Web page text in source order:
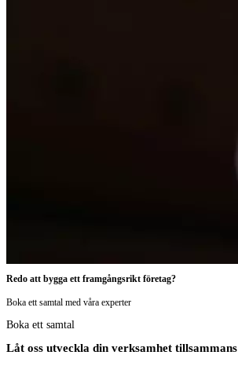
Redo att bygga ett framgångsrikt företag?
Boka ett samtal med våra experter
Boka ett samtal
Låt oss utveckla din verksamhet tillsammans